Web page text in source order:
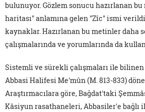
bulunuyor. Gözlem sonucu hazırlanan
haritası" anlamına gelen "Zîc" ismi
kaynaklar. Hazırlanan bu metinler daha
çalışmalarında ve yorumlarında da
Sistemli ve sürekli çalışmaları ile
Abbasi Halifesi Me'mûn (M. 813-833)
Araştırmacılara göre, Bağdat'taki
Kâsiyun rasathaneleri, Abbasiler'e bağlı